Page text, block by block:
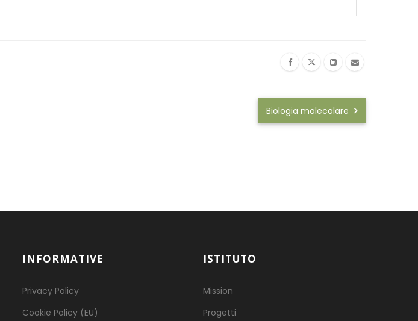
Biologia molecolare
INFORMATIVE
Privacy Policy
Cookie Policy (EU)
ISTITUTO
Mission
Progetti